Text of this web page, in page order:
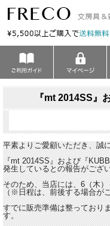
『mt 2014SS』
平素よりご愛顧いただき、誠
『mt 2014SS』および『
発生しているとの報告がござ
そのため、当店には、6（木
（※日程は、前後する場合が
すでに販売準備は整っており
す。